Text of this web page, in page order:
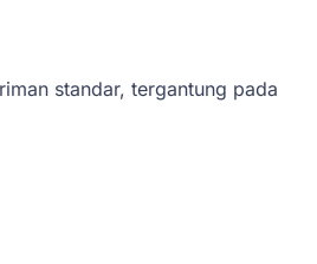
standar, tergantung pada